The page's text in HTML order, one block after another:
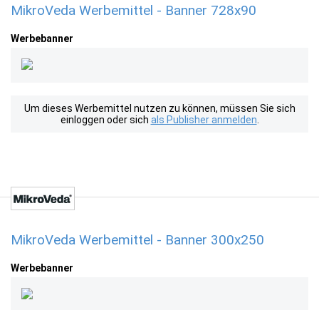
MikroVeda Werbemittel - Banner 728x90
Werbebanner
Um dieses Werbemittel nutzen zu können, müssen Sie sich
einloggen oder sich als Publisher anmelden
MikroVeda Werbemittel - Banner 300x250
Werbebanner